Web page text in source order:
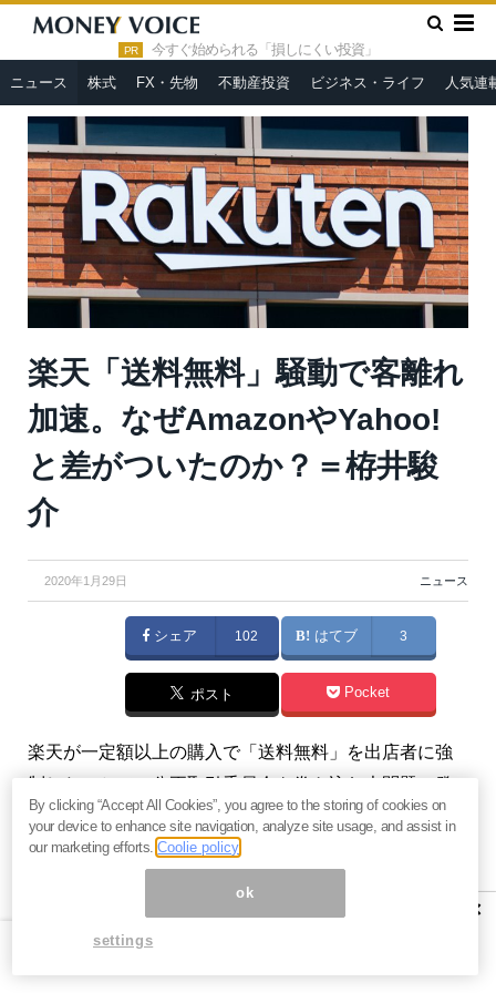
PR 今すぐ始められる「損しにくい投資」
ニュース 株式 FX・先物 不動産投資 ビジネス・ライフ 人気連
HOME » ニュース »
楽天「送料無料」騒動で客離れ加速。なぜ
AmazonやYahoo!と差がついたのか？＝栫井駿介
楽天「送料無料」騒動で客離れ
加速。なぜAmazonやYahoo!
と差がついたのか？＝栫井駿
介
2020年1月29日 ニュース
シェア 102 はてブ 3
ポスト Pocket
楽天が一定額以上の購入で「送料無料」を出店者に強
制したことで、公正取引委員会を巻き込む大問題に発
展しています。楽天はオンラインショッピングモール
の覇権争いで生き残れるのでしょうか。（『
【関連】AIでも5Gでもない。2020年に投資家が注目す
べき業界と５銘柄はこれだ＝栫井駿介
×
By clicking “Accept All Cookies”, you agree to the storing of cookies on
your device to enhance site navigation, analyze site usage, and assist in
our marketing efforts.Coolie policy
ok
settings